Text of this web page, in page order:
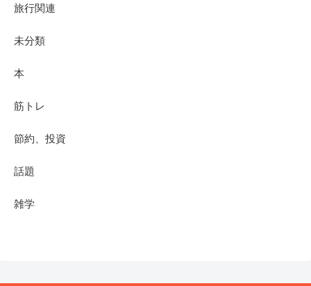
旅行関連
未分類
本
筋トレ
節約、投資
話題
雑学